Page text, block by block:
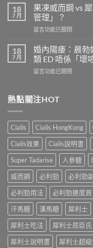
劑
量
是
多
完
整
南：
男
讀
的
正
確
用
法〉
利
勁
有
效
4
個
信
號
評
副
作
用
與
增
效
指
南，
香
男
性
必
讀〉
18
7 月
果凍威而鋼 vs
管理」？
在
凍
威
而
鋼
利
期
比
較：
邊
款
先
合
「長
期
理」？〉
中
留言功能已關閉
18
7 月
婚內陽痿：晨
類 ED 唔係「壞
在
陽
痿：
勃
好、
自
慰
硬、
唯
同
老
婆
硬
——
呢
類
留言功能已關閉
熱點關注HOT
Cialis Cialis HongKong
Cialis效果
Cialis說明書
Super Tadarise
人參糖
威而鋼
必利勁 必利勁
必利勁用法
必利勁邊度買
汗馬糖
漢馬糖 犀利士
犀利士吃法
犀利士屈臣氏
犀利士說明書
犀利士超